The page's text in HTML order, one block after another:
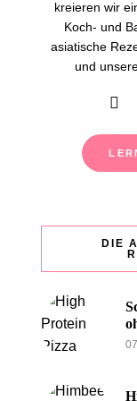
kreieren wir
Koch- und
asiatische
und
DIE